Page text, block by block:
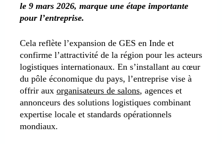
le 9 mars 2026, marque une étape importante
pour l’entreprise.
Cela reflète l’expansion de GES en Inde et
confirme l’attractivité de la région pour les acteurs
logistiques internationaux. En s’installant au cœur
du pôle économique du pays, l’entreprise vise à
offrir aux organisateurs de salons, agences et
annonceurs des solutions logistiques combinant
expertise locale et standards opérationnels
mondiaux.